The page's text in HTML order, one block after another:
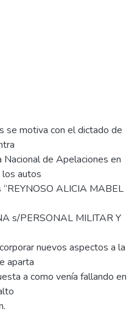
se motiva con el dictado de
de Apelaciones en
los autos
ALICIA MABEL
s/PERSONAL MILITAR Y
nuevos aspectos a la
aparta
a como venía fallando en